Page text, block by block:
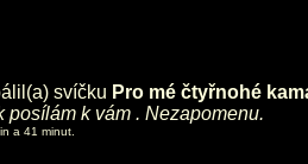
svíčku Pro mé čtyřnohé
posílám k vám . Nezapomenu.
a 41 minut.